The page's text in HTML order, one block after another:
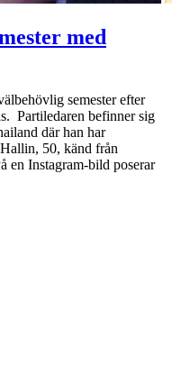
med
semester efter
Partiledaren befinner sig
där han har
50, känd från
en Instagram-bild poserar